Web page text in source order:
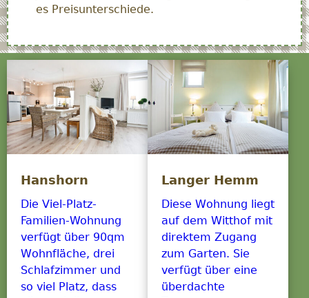
es Preisunterschiede.
Hanshorn
Die Viel-Platz-
Familien-Wohnung
verfügt über 90qm
Wohnfläche, drei
Schlafzimmer und
so viel Platz, dass
Langer Hemm
Diese Wohnung liegt
auf dem Witthof mit
direktem Zugang
zum Garten. Sie
verfügt über eine
überdachte